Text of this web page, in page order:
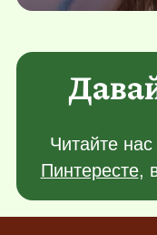
Читайте нас
Пинтересте,